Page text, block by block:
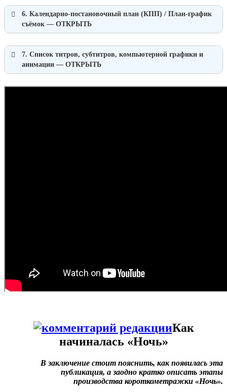
6. Календарно-постановочный план (КПП) / План-график
съёмок — ОТКРЫТЬ
7. Список титров, субтитров, компьютерной графики и
анимации — ОТКРЫТЬ
Как
начиналась «Ночь»
В заключение стоит пояснить, как появилась эта
публикация, а заодно кратко описать этапы
производства короткометражки «Ночь».